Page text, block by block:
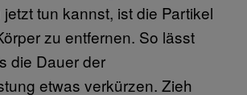
tun kannst, ist die Partikel
zu entfernen. So lässt
die Dauer der
etwas verkürzen. Zieh